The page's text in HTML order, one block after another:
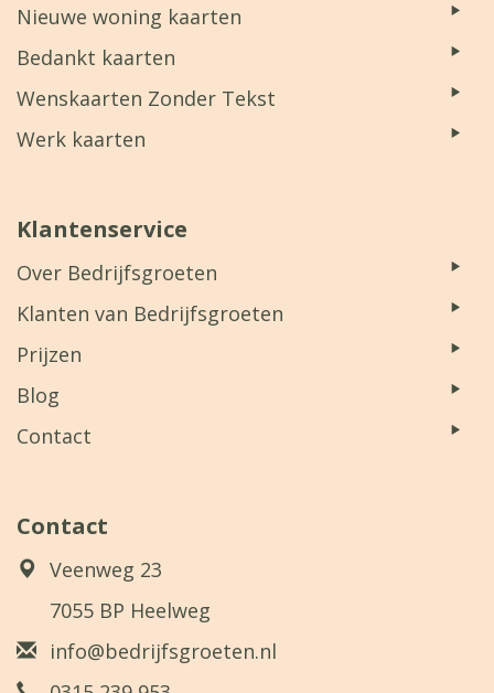
Nieuwe woning kaarten
Bedankt kaarten
Wenskaarten Zonder Tekst
Werk kaarten
Klantenservice
Over Bedrijfsgroeten
Klanten van Bedrijfsgroeten
Prijzen
Blog
Contact
Contact
Veenweg 23
7055 BP Heelweg
info@bedrijfsgroeten.nl